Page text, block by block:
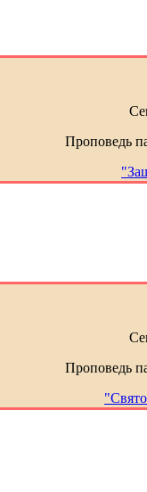
Проповедь
Проповедь